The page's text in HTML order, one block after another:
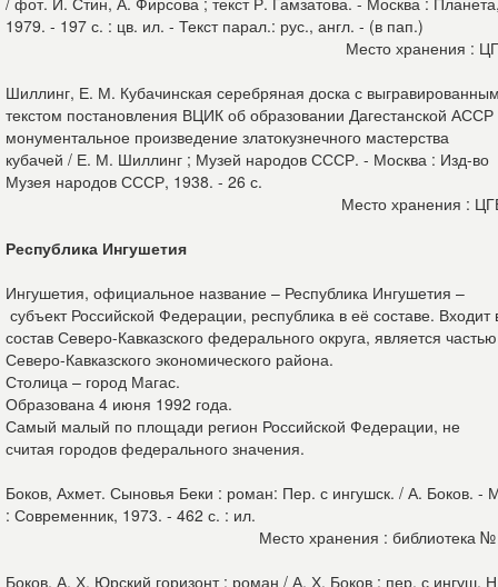
1979. - 197 с. : цв. ил. - Текст парал.: рус., англ. - (в пап.)
Место хранения :
Шиллинг, Е. М. Кубачинская серебряная доска с
текстом постановления ВЦИК об образовании Дагестанской АССР
монументальное произведение златокузнечного мастерства
кубачей / Е. М. Шиллинг ; Музей народов СССР. - Москва : Изд-во
Музея народов СССР, 1938. - 26 с.
Место хранения :
Республика Ингушетия
Ингушетия, официальное название – Республика Ингушетия –
субъект Российской Федерации, республика в её составе. Входит
состав Северо-Кавказского федерального округа, является частью
Северо-Кавказского экономического района.
Столица – город Магас.
Образована 4 июня 1992 года.
Самый малый по площади регион Российской Федерации, не
считая городов федерального значения.
Боков, Ахмет. Сыновья Беки : роман: Пер. с ингушск. / А. Боков. -
: Современник, 1973. - 462 с. : ил.
Место хранения : библиотека
Боков, А. Х. Юрский горизонт : роман / А. Х. Боков ; пер. с ингуш.